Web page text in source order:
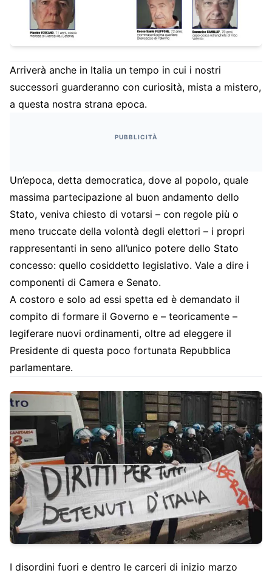
Arriverà anche in Italia un tempo in cui i nostri
successori guarderanno con curiosità, mista a mistero,
a questa nostra strana epoca.
PUBBLICITÀ
Un’epoca, detta democratica, dove al popolo, quale
massima partecipazione al buon andamento dello
Stato, veniva chiesto di votarsi – con regole più o
meno truccate della volontà degli elettori – i propri
rappresentanti in seno all’unico potere dello Stato
concesso: quello cosiddetto legislativo. Vale a dire i
componenti di Camera e Senato.
A costoro e solo ad essi spetta ed è demandato il
compito di formare il Governo e – teoricamente –
legiferare nuovi ordinamenti, oltre ad eleggere il
Presidente di questa poco fortunata Repubblica
parlamentare.
I disordini fuori e dentro le carceri di inizio marzo